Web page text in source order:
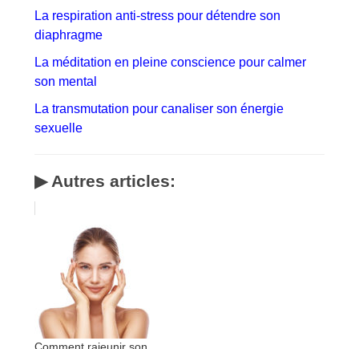
La respiration anti-stress pour détendre son
diaphragme
La méditation en pleine conscience pour calmer
son mental
La transmutation pour canaliser son énergie
sexuelle
▶ Autres articles:
Comment rajeunir son